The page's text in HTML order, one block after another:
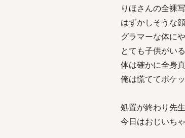
りほさんの全裸
はずかしそうな
グラマーな体に
とても子供がい
体は確かに全身
俺は慌ててポケ
処置が終わり先
今日はおじいち